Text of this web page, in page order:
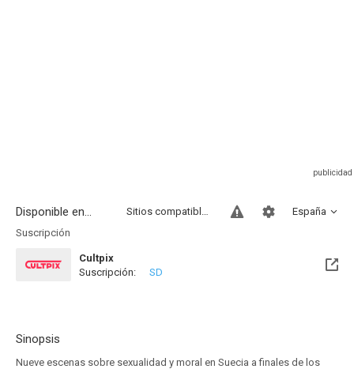
Disponible en... España
Sitios compatibles
Suscripción
Cultpix
Suscripción:
SD
Sinopsis
Nueve escenas sobre sexualidad y moral en Suecia a finales de los